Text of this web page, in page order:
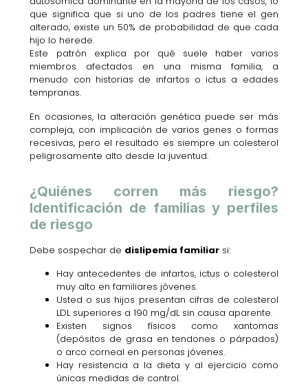
que significa que si uno de los padres tiene el gen
alterado, existe un 50% de probabilidad de que cada
hijo lo herede.
Este patrón explica por qué suele haber varios
miembros afectados en una misma familia, a
menudo con historias de infartos o ictus a edades
tempranas.
En ocasiones, la alteración genética puede ser más
compleja, con implicación de varios genes o formas
recesivas, pero el resultado es siempre un colesterol
peligrosamente alto desde la juventud.
¿Quiénes corren más riesgo?
Identificación de familias y perfiles
de riesgo
Debe sospechar de dislipemia familiar si:
Hay antecedentes de infartos, ictus o colesterol
muy alto en familiares jóvenes.
Usted o sus hijos presentan cifras de colesterol
LDL superiores a 190 mg/dL sin causa aparente.
Existen signos físicos como xantomas
(depósitos de grasa en tendones o párpados)
o arco corneal en personas jóvenes.
Hay resistencia a la dieta y al ejercicio como
únicas medidas de control.